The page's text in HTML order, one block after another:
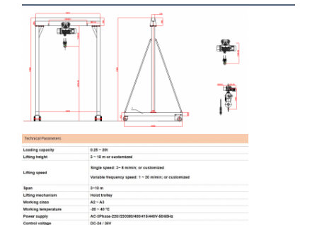
Gancho de guindaste
Carro de Extremidade
Bloco de poleia de guindaste
Guindaste
Motor de engrenagem e freio
Equipamento de transporte